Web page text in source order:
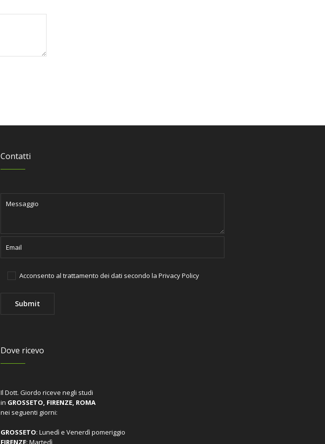
Contatti
Acconsento al trattamento dei dati secondo la Privacy Policy
Dove ricevo
Il Dott. Giordo riceve negli studi
in GROSSETO, FIRENZE, ROMA
nei seguenti giorni:
GROSSETO: Lunedì e Venerdì pomeriggio
FIRENZE: Martedì